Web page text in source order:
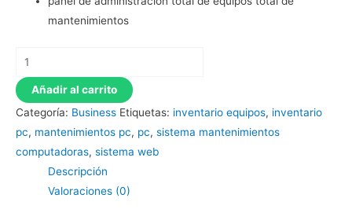
mantenimientos
Sistema
web
mantenimiento
y
resguardo
de
equipos
Añadir al carrito
Categoría: Business Etiquetas: inventario equipos, inventario
pc, mantenimientos pc, pc, sistema mantenimientos
computadoras, sistema web
Descripción
Valoraciones (0)